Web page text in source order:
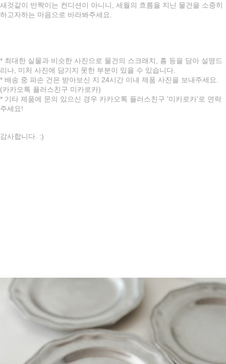
새것같이 반짝이는 컨디션이 아니니, 세월의 흐름을 지닌 물건을 소중히
하고자하는 마음으로 바라봐주세요.
* 최대한 실물과 비슷한 사진으로 물건의 스크래치, 흠 등을 담아 설명드
리나, 미처 사진에 담기지 못한 부분이 있을 수 있습니다.
* 배송 중 파손 건은 받아보신 지 24시간 이내 제품 사진을 보내주세요.
(카카오톡 플러스친구 미카로카)
* 기타 제품에 문의 있으신 경우 카카오톡 플러스친구 '미카로카'로 연락
주세요!
감사합니다. :)